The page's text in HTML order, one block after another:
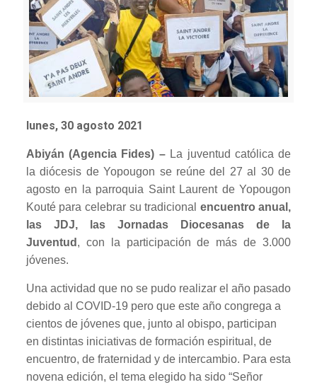
lunes, 30 agosto 2021
Abiyán (Agencia Fides) –La juventud católica de
la diócesis de Yopougon se reúne del 27 al 30 de
agosto en la parroquia Saint Laurent de Yopougon
Kouté para celebrar su tradicional encuentro anual,
las JDJ, las Jornadas Diocesanas de la
Juventud , con la participación de más de 3.000
jóvenes.
Una actividad que no se pudo realizar el año pasado
debido al COVID-19 pero que este año congrega a
cientos de jóvenes que, junto al obispo, participan
en distintas iniciativas de formación espiritual, de
encuentro, de fraternidad y de intercambio. Para esta
novena edición, el tema elegido ha sido “Señor